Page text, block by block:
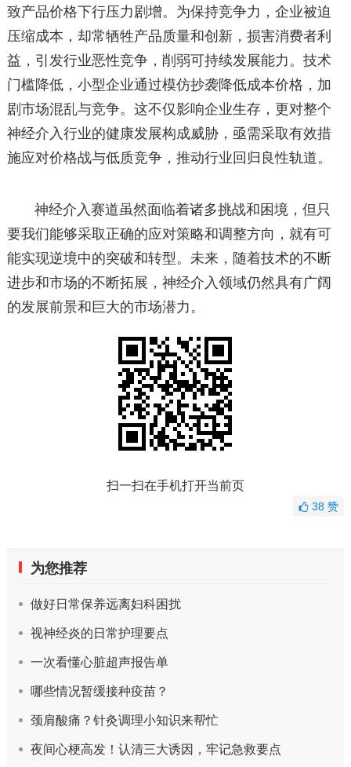
致产品价格下行压力剧增。为保持竞争力，企业被迫
压缩成本，却常牺牲产品质量和创新，损害消费者利
益，引发行业恶性竞争，削弱可持续发展能力。技术
门槛降低，小型企业通过模仿抄袭降低成本价格，加
剧市场混乱与竞争。这不仅影响企业生存，更对整个
神经介入行业的健康发展构成威胁，亟需采取有效措
施应对价格战与低质竞争，推动行业回归良性轨道。
神经介入赛道虽然面临着诸多挑战和困境，但只
要我们能够采取正确的应对策略和调整方向，就有可
能实现逆境中的突破和转型。未来，随着技术的不断
进步和市场的不断拓展，神经介入领域仍然具有广阔
的发展前景和巨大的市场潜力。
扫一扫在手机打开当前页
38赞
为您推荐
做好日常保养远离妇科困扰
视神经炎的日常护理要点
一次看懂心脏超声报告单
哪些情况暂缓接种疫苗？
颈肩酸痛？针灸调理小知识来帮忙
夜间心梗高发！认清三大诱因，牢记急救要点